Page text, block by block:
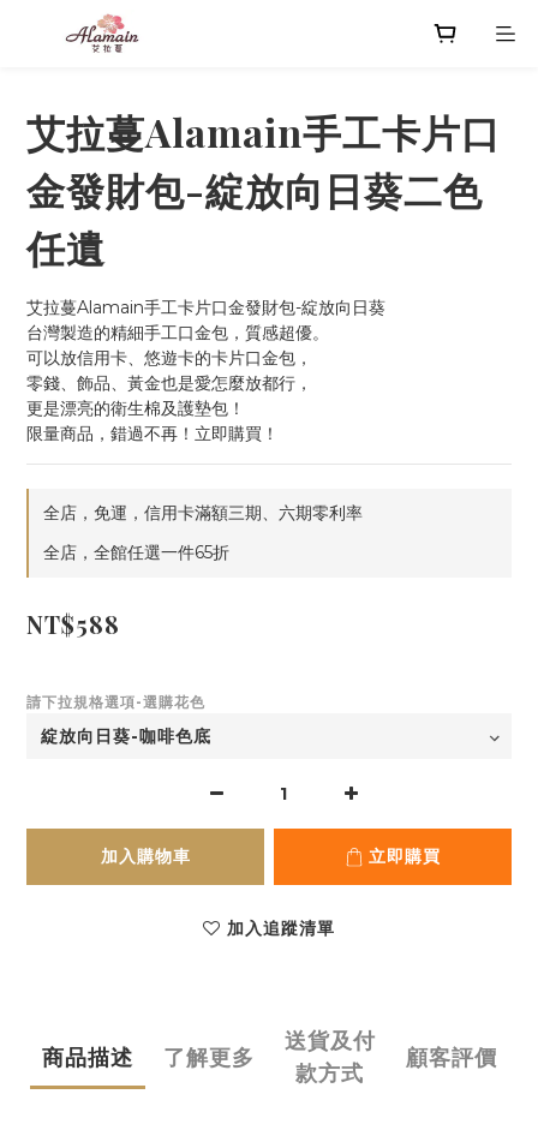
艾拉蔓Alamain手工卡片口
金發財包-綻放向日葵二色
任遺
艾拉蔓Alamain手工卡片口金發財包-綻放向日葵
台灣製造的精細手工口金包，質感超優。
可以放信用卡、悠遊卡的卡片口金包，
零錢、飾品、黃金也是愛怎麼放都行，
更是漂亮的衛生棉及護墊包！
限量商品，錯過不再！立即購買！
全店，免運，信用卡滿額三期、六期零利率
全店，全館任選一件65折
NT$588
請下拉規格選項-選購花色
加入購物車 立即購買
加入追蹤清單
商品描述 了解更多
送貨及付
款方式
顧客評價